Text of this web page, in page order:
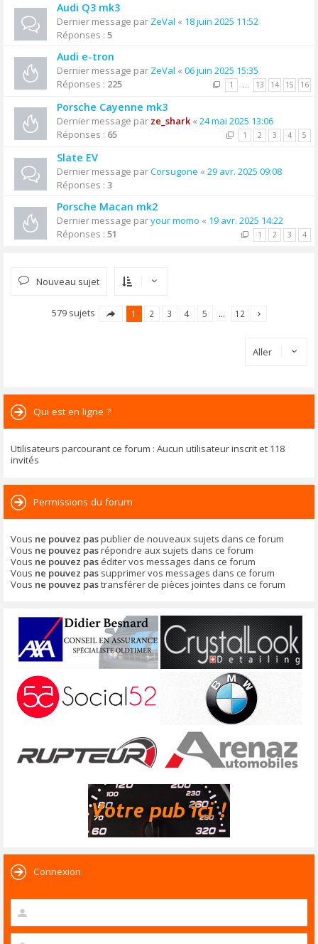
Audi Q3 mk3
Dernier message par ZeVal « 18 juin 2025 11:52
Réponses : 5
Audi e-tron
Dernier message par ZeVal « 06 juin 2025 15:35
Réponses : 225 1 … 13 14 15 16
Porsche Cayenne mk3
Dernier message par ze_shark« 24 mai 2025 13:06
Réponses : 65 1 2 3 4 5
Slate EV
Dernier message parCorsugone « 29 avr. 2025 09:08
Réponses : 3
Porsche Macan mk2
Dernier message paryour momo « 19 avr. 2025 14:22
Réponses : 51 1 2 3 4
Nouveau sujet
579 sujets 1 2 3 4 5 … 12
Aller
Qui est en ligne ?
Utilisateurs parcourant ce forum : Aucun utilisateur inscrit et 118
invités
Permissions du forum
Vous ne pouvez paspublier de nouveaux sujets dans ce forum
Vous ne pouvez pasrépondre aux sujets dans ce forum
Vous ne pouvez pas éditer vos messages dans ce forum
Vous ne pouvez pas supprimer vos messages dans ce forum
Vous ne pouvez pastransférer de pièces jointes dans ce forum
Connexion